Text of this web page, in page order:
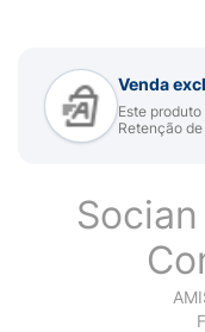
Venda
Este
Retenção